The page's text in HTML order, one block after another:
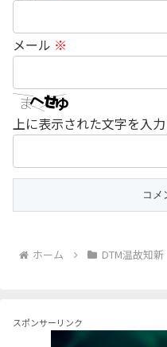
メール ※
上に表示された文字を入
ホーム DTM温故知新
スポンサーリンク